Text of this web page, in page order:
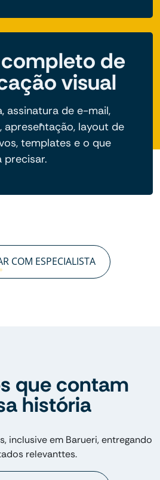
completo de
visual
assinatura de e-mail,
apresentação, layout de
templates e o que
precisar.
COM ESPECIALISTA
que contam
história
inclusive em Barueri, entregando
relevanttes.